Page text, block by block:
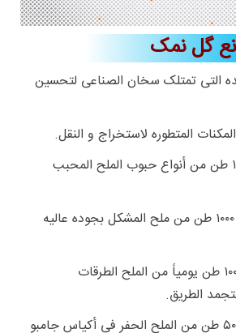
گل نمک
التی تمتلک سخان الصناعی لتحسین
المتطوره لاستخراج و النقل.
ج) إنتاج أکثر من ۱۰۰۰ طن من أنواع حبوب الملح المحبب
د) القدره على الانتاج ۱۰۰۰ طن من ملح المشکل بجوده عالیه
ه) القدره على إنتاج ۱۰۰۰ طن یومیاً من الملح الطرقات
الطریق.
و) القدره على إنتاج ۵۰۰ طن من الملح الحفر فی أکیاس جامبو